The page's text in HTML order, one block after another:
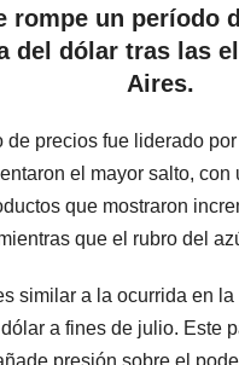
rompe un período
del dólar tras las
Aires.
precios fue liderado
el mayor salto, con
que mostraron
que el rubro del
similar a la ocurrida en
a fines de julio. Este
presión sobre el